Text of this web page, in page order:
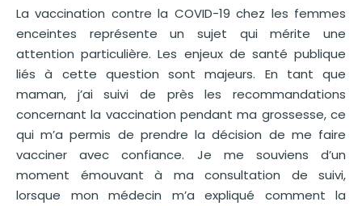
La vaccination contre la COVID-19 chez les femmes
enceintes représente un sujet qui mérite une
attention particulière. Les enjeux de santé publique
liés à cette question sont majeurs. En tant que
maman, j’ai suivi de près les recommandations
concernant la vaccination pendant ma grossesse, ce
qui m’a permis de prendre la décision de me faire
vacciner avec confiance. Je me souviens d’un
moment émouvant à ma consultation de suivi,
lorsque mon médecin m’a expliqué comment la